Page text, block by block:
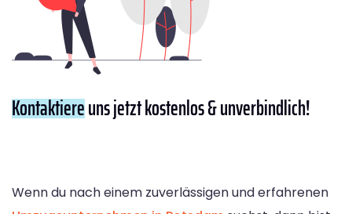
Kontaktiereuns jetzt kostenlos & unverbindlich!
Wenn du nach einem zuverlässigen und erfahrenen